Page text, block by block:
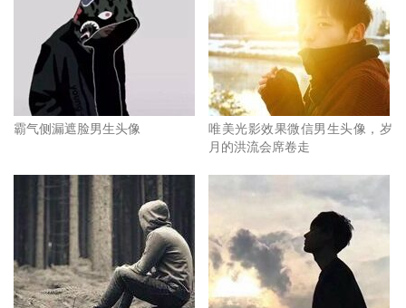
霸气侧漏遮脸男生头像
唯美光影效果微信男生头像，岁
月的洪流会席卷走